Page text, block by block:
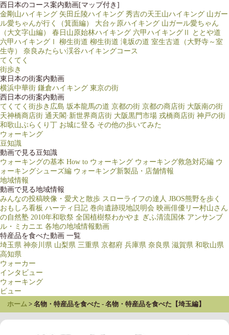
西日本のコース案内動画[マップ付き]
金剛山ハイキング 矢田丘陵ハイキング 秀吉の天王山ハイキング 山ガー
ル愛ちゃんが行く（箕面編）
大台ヶ原ハイキング 山ガール愛ちゃん
（大文字山編）
春日山原始林ハイキング 六甲ハイキングⅡ ととや道
六甲ハイキングⅠ
柳生街道 柳生街道 滝坂の道 室生古道（大野寺～室
生寺）
奈良みたらい渓谷ハイキングコース
てくてく
街歩き
東日本の街案内動画
横浜中華街 鎌倉ハイキング 東京の街
西日本の街案内動画
てくてく街歩き広島 坂本龍馬の道 京都の街 京都の商店街 大阪南の街
天神橋商店街 通天閣·新世界商店街 大阪黒門市場 戎橋商店街 神戸の街
和歌山ぶらくり丁 お城に登る その他の歩いてみた
ウォーキング
豆知識
動画で見る豆知識
ウォーキングの基本 How to ウォーキング ウォーキング救急対応編 ウ
ォーキングシューズ編 ウォーキング新製品・店舗情報
地域情報
動画で見る地域情報
みんなの投稿映像・愛犬と散歩 スローライフの達人 JBOS熊野を歩く
おもしろ看板 ハーティ日記 巻向遺跡現地説明会 映画俳優リー村山さん
の自然塾 2010年和歌祭 全国植樹祭わかやま ぎふ清流国体 アンサンブ
ル・ミカニエ 各地の地域情報動画
特産品を食べた動画 一覧
埼玉県 神奈川県 山梨県 三重県 京都府 兵庫県 奈良県 滋賀県 和歌山県
高知県
ウォーカー
インタビュー
ウォーキング
ビュー
ホーム 名物・特産品を食べた - 名物・特産品を食べた【埼玉編】